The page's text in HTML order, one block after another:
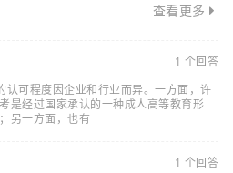
查看更多
1 个回答
认可程度因企业和行业而异。一方面，许
是经过国家承认的一种成人高等教育形
另一方面，也有
1 个回答